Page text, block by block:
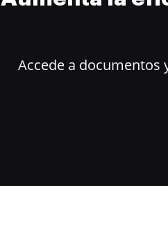
Accede a documentos